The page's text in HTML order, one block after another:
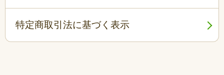
特定商取引法に基づく表示